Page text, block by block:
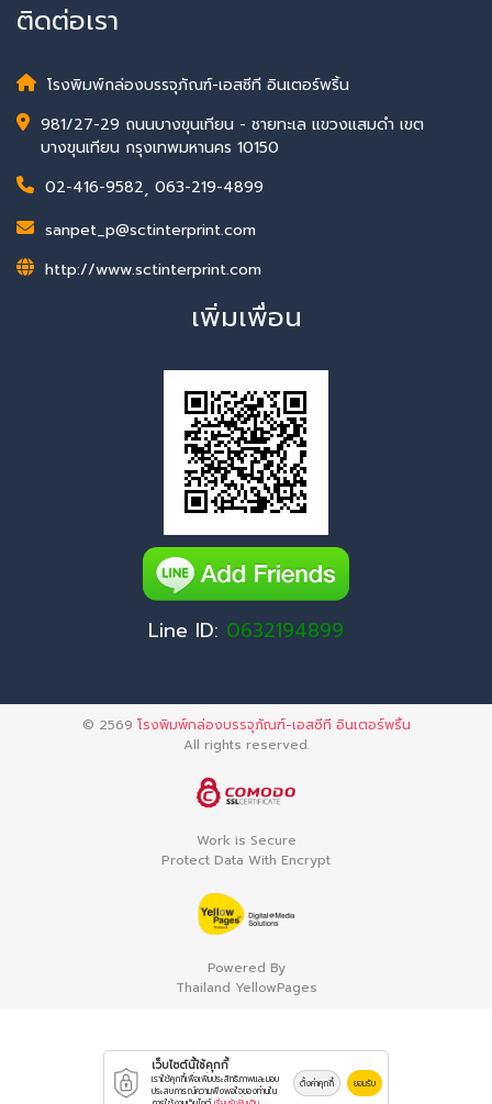
ติดต่อเรา
โรงพิมพ์กล่องบรรจุภัณฑ์-เอสซีที อินเตอร์พริ้น
981/27-29 ถนนบางขุนเทียน - ชายทะเล แขวงแสมดำ เขต
บางขุนเทียน กรุงเทพมหานคร 10150
02-416-9582, 063-219-4899
sanpet_p@sctinterprint.com
http://www.sctinterprint.com
เพิ่มเพื่อน
Line ID: 0632194899
© 2569 โรงพิมพ์กล่องบรรจุภัณฑ์-เอสซีที อินเตอร์พริ้น
All rights reserved.
Work is Secure
Protect Data With Encrypt
Powered By
Thailand YellowPages
เว็บไซต์นี้ใช้คุกกี้
เราใช้คุกกี้เพื่อเพิ่มประสิทธิภาพและมอบ
ประสบการณ์ความพึงพอใจของท่านใน
ตั้งค่าคุกกี้ ยอมรับ